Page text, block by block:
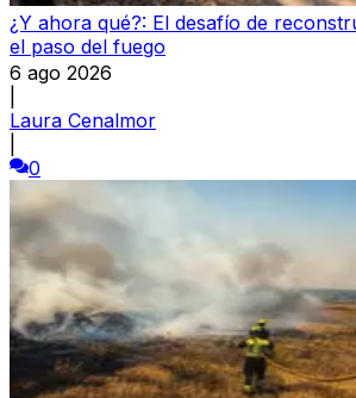
¿Y ahora qué?: El desafío de
el paso del fuego
6 ago 2026
Laura Cenalmor
0